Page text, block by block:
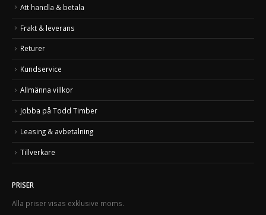
Att handla & betala
Frakt & leverans
Returer
Kundservice
Allmänna villkor
Jobba på Todd Timber
Leasing & avbetalning
Tillverkare
PRISER
Alla priser visas exklusive moms.